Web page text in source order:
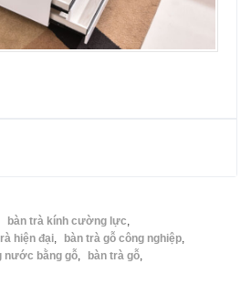
bàn trà kính cường lực,
hiện đại, bàn trà gỗ công nghiệp,
nước bằng gỗ, bàn trà gỗ,